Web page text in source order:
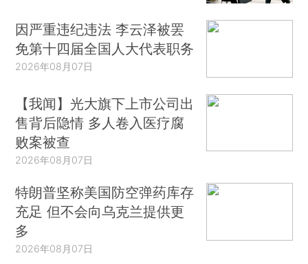
因严重违纪违法 李云泽被罢
免第十四届全国人大代表职务
2026年08月07日
【我闻】光大旗下上市公司出
售背后隐情 多人卷入医疗腐
败案被查
2026年08月07日
特朗普坚称美国防空弹药库存
充足 但不会向乌克兰提供更
多
2026年08月07日